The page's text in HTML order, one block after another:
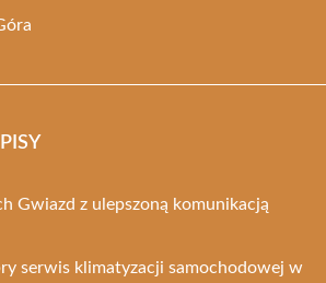
Gwiazd z ulepszoną komunikacją
serwis klimatyzacji samochodowej w